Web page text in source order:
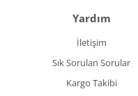
Yardım
İletişim
Sık Sorulan Sorular
Kargo Takibi